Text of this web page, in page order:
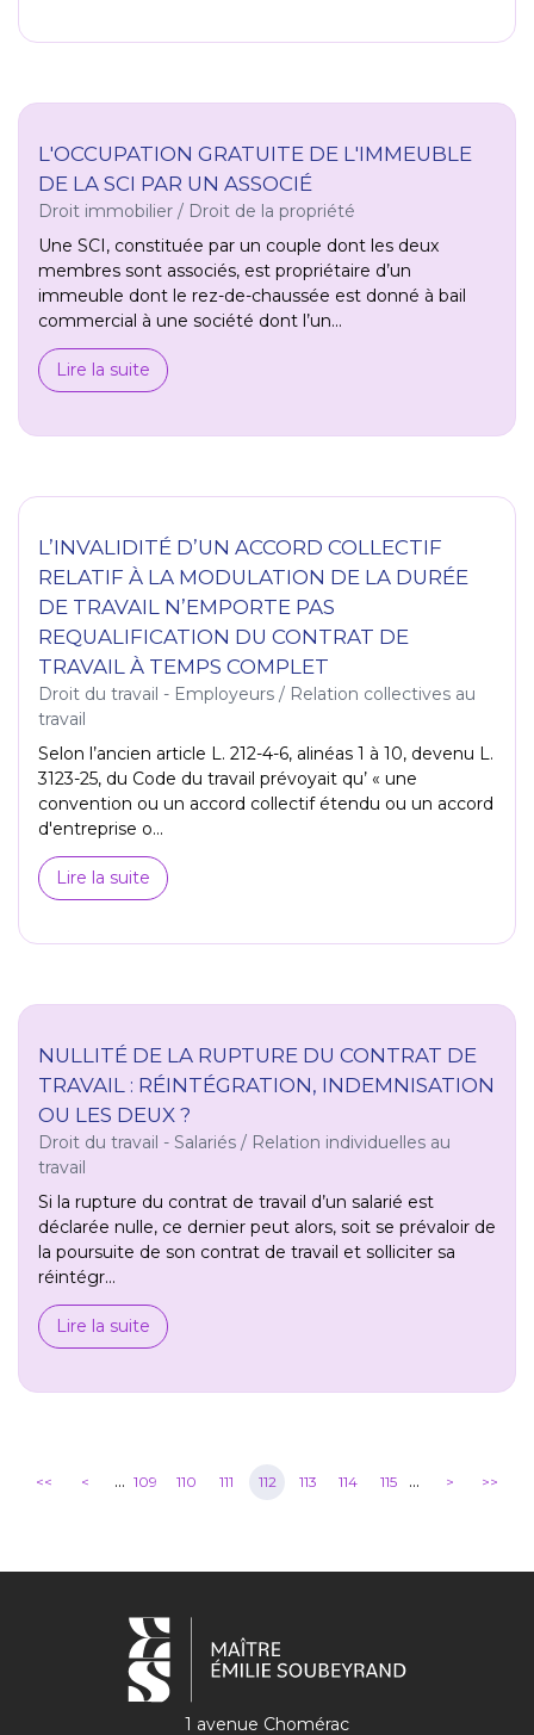
L'OCCUPATION GRATUITE DE L'IMMEUBLE
DE LA SCI PAR UN ASSOCIÉ
Droit immobilier / Droit de la propriété
Une SCI, constituée par un couple dont les deux
membres sont associés, est propriétaire d’un
immeuble dont le rez-de-chaussée est donné à bail
commercial à une société dont l’un...
Lire la suite
L’INVALIDITÉ D’UN ACCORD COLLECTIF
RELATIF À LA MODULATION DE LA DURÉE
DE TRAVAIL N’EMPORTE PAS
REQUALIFICATION DU CONTRAT DE
TRAVAIL À TEMPS COMPLET
Droit du travail - Employeurs / Relation collectives au
travail
Selon l’ancien article L. 212-4-6, alinéas 1 à 10, devenu L.
3123-25, du Code du travail prévoyait qu’ « une
convention ou un accord collectif étendu ou un accord
d'entreprise o...
Lire la suite
NULLITÉ DE LA RUPTURE DU CONTRAT DE
TRAVAIL : RÉINTÉGRATION, INDEMNISATION
OU LES DEUX ?
Droit du travail - Salariés / Relation individuelles au
travail
Si la rupture du contrat de travail d’un salarié est
déclarée nulle, ce dernier peut alors, soit se prévaloir de
la poursuite de son contrat de travail et solliciter sa
réintégr...
Lire la suite
<< < ... 109 110 111 112 113 114 115 ... > >>
1 avenue Chomérac